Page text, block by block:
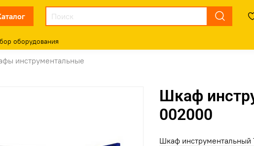
оборудования
инструментальные
Шкаф
002000
Шкаф